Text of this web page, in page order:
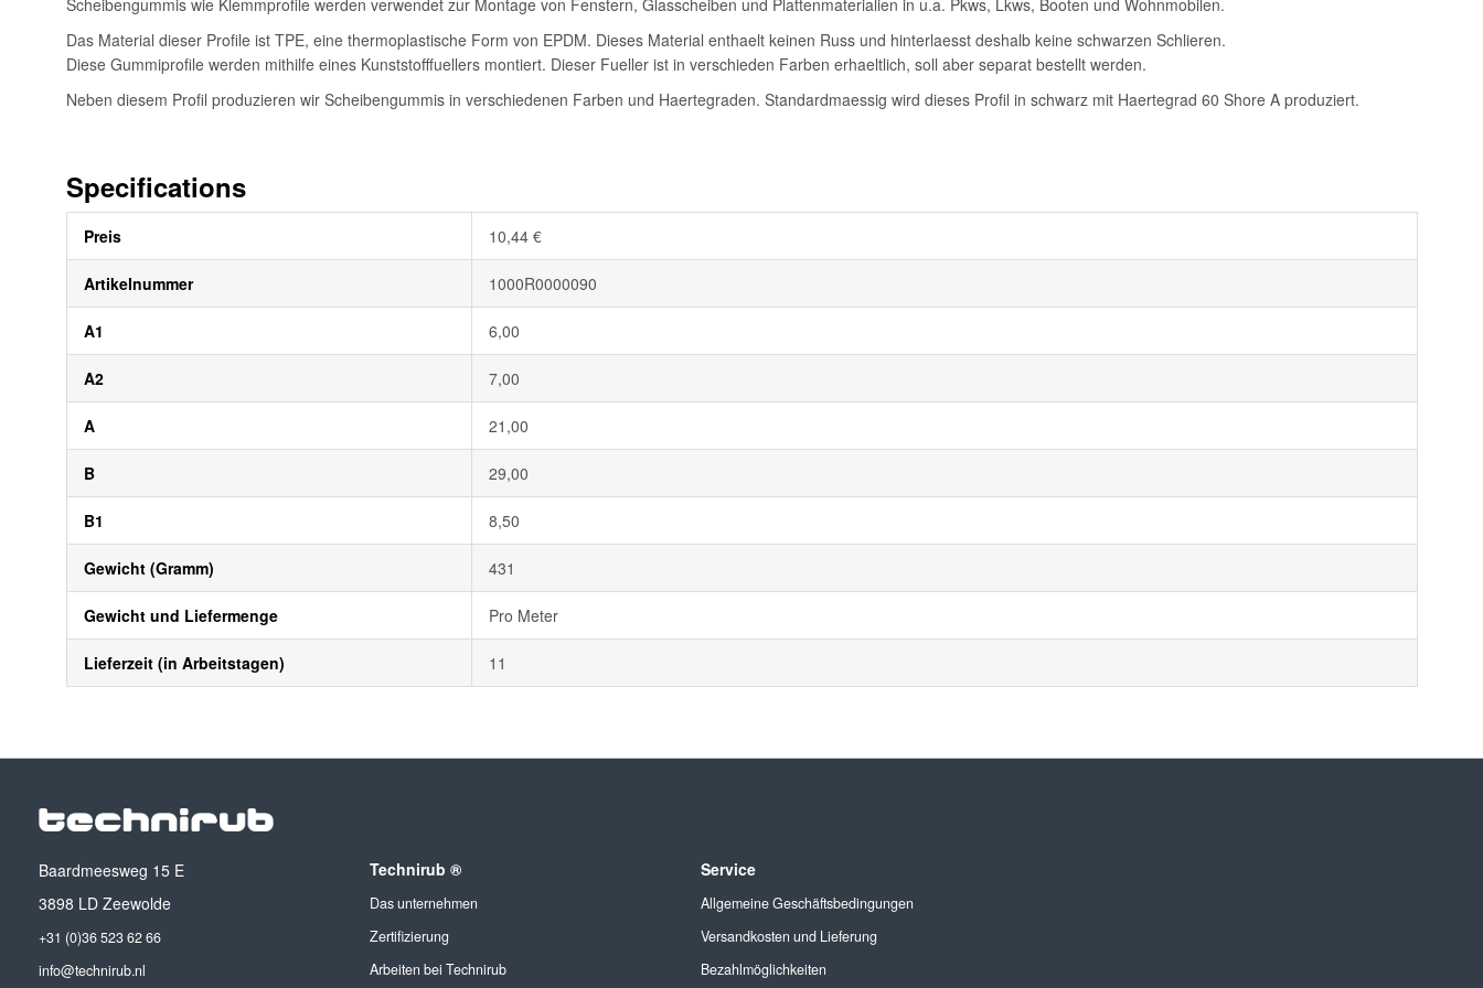
Scheibengummis wie Klemmprofile werden verwendet zur Montage von Fenstern, Glasscheiben und Plattenmaterialien in u.a. Pkws, Lkws, Booten und Wohnmobilen.
Das Material dieser Profile ist TPE, eine thermoplastische Form von EPDM. Dieses Material enthaelt keinen Russ und hinterlaesst deshalb keine schwarzen Schlieren.
Diese Gummiprofile werden mithilfe eines Kunststofffuellers montiert. Dieser Fueller ist in verschieden Farben erhaeltlich, soll aber separat bestellt werden.
Neben diesem Profil produzieren wir Scheibengummis in verschiedenen Farben und Haertegraden. Standardmaessig wird dieses Profil in schwarz mit Haertegrad 60 Shore A produziert.
Specifications
Informationen
Preis 10,44 €
Artikelnummer 1000R0000090
A1 6,00
A2 7,00
A 21,00
B 29,00
B1 8,50
Gewicht (Gramm) 431
Gewicht und Liefermenge Pro Meter
Lieferzeit (in Arbeitstagen) 11
Baardmeesweg 15 E
3898 LD Zeewolde
+31 (0)36 523 62 66
info@technirub.nl
Technirub ®
Das unternehmen
Zertifizierung
Arbeiten bei Technirub
Service
Allgemeine Geschäftsbedingungen
Versandkosten und Lieferung
Bezahlmöglichkeiten